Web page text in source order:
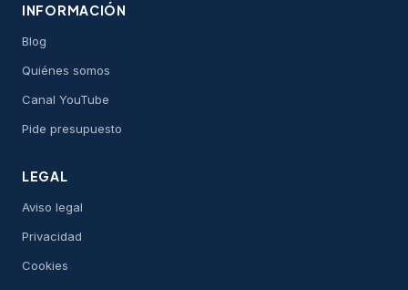
INFORMACIÓN
Blog
Quiénes somos
Canal YouTube
Pide presupuesto
LEGAL
Aviso legal
Privacidad
Cookies